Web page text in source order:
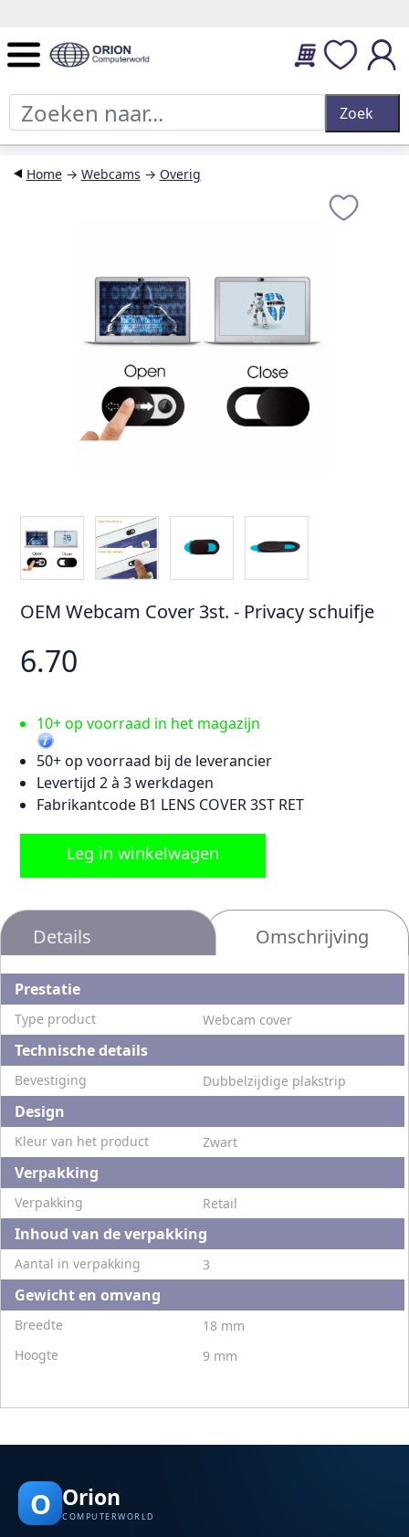
Home→ Webcams → Overig
OEM Webcam Cover 3st. - Privacy schuifje
6.70
10+ op voorraad in het magazijn
50+ op voorraad bij de leverancier
Levertijd 2 à 3 werkdagen
Fabrikantcode B1 LENS COVER 3ST RET
Leg in winkelwagen
Details Omschrijving
Prestatie
Type product Webcam cover
Technische details
Bevestiging Dubbelzijdige plakstrip
Design
Kleur van het product Zwart
Verpakking
Verpakking Retail
Inhoud van de verpakking
Aantal in verpakking 3
Gewicht en omvang
Breedte
18 mm
Hoogte
9 mm
O Orion
COMPUTERWORLD